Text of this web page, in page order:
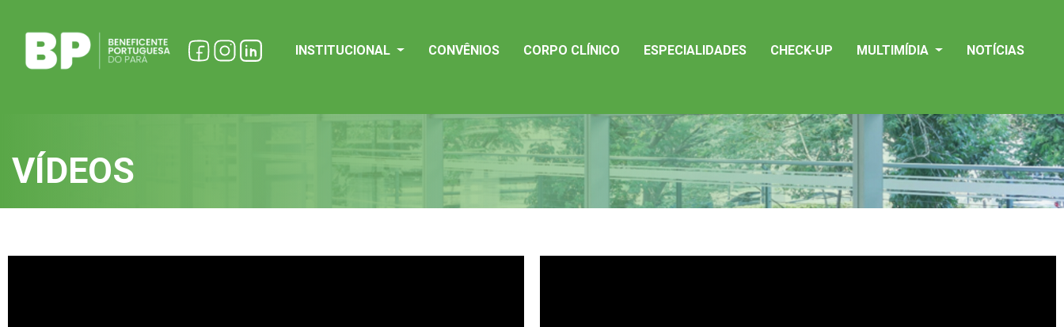
INSTITUCIONAL CONVÊNIOS CORPO CLÍNICO ESPECIALIDADES CHECK-UP MULTIMÍDIA NOTÍCIAS
VÍDEOS